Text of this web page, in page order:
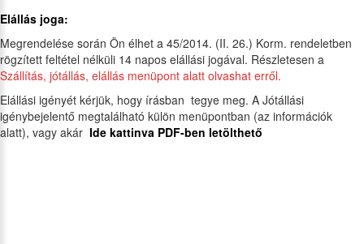
Elállás joga:
Megrendelése során Ön élhet a 45/2014. (II. 26.) Korm. rendeletben
rögzített feltétel nélküli 14 napos elállási jogával. Részletesen a
Szállítás, jótállás, elállás menüpont alatt olvashat erről.
Elállási igényét kérjük, hogy írásban tegye meg. A Jótállási
igénybejelentő megtalálható külön menüpontban (az információk
alatt), vagy akár Ide kattinva PDF-ben letölthető